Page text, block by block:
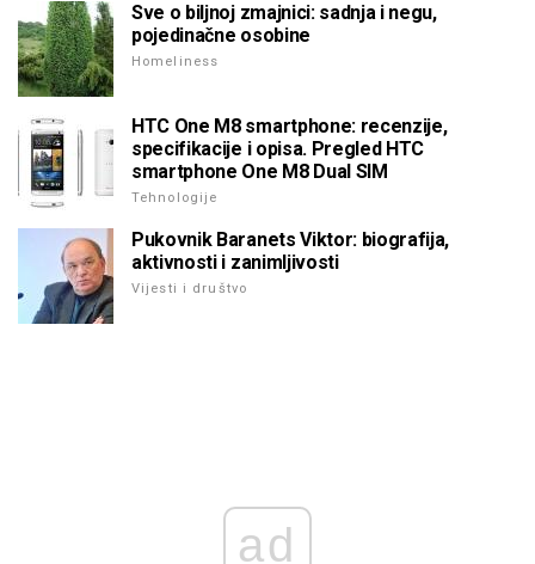
Sve o biljnoj zmajnici: sadnja i negu,
pojedinačne osobine
Homeliness
HTC One M8 smartphone: recenzije,
specifikacije i opisa. Pregled HTC
smartphone One M8 Dual SIM
Tehnologije
Pukovnik Baranets Viktor: biografija,
aktivnosti i zanimljivosti
Vijesti i društvo
ad